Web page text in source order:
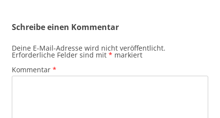
Schreibe einen Kommentar
Deine E-Mail-Adresse wird nicht veröffentlicht.
Erforderliche Felder sind mit * markiert
Kommentar *